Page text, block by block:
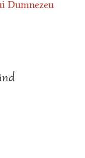
Dumnezeu